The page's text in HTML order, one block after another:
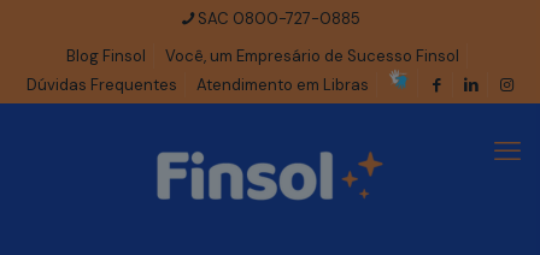
SAC 0800-727-0885
Blog Finsol
Você, um Empresário de Sucesso Finsol
Dúvidas Frequentes
Atendimento em Libras